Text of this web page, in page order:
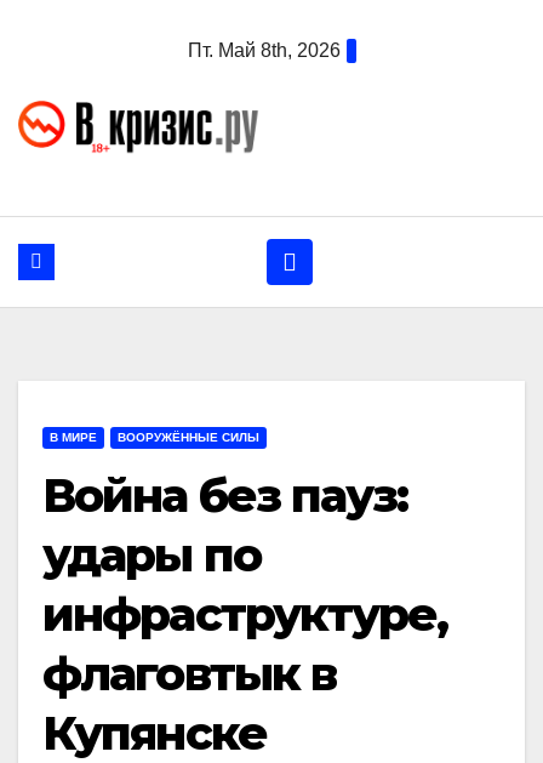
Пт. Май 8th, 2026
В МИРЕ ВООРУЖЁННЫЕ СИЛЫ
Война без пауз:
удары по
инфраструктуре,
флаговтык в
Купянске